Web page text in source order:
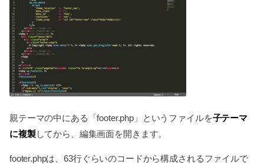
親テーマの中にある「footer.php」というファイルを子テーマ
に複製してから、編集画面を開きます。
footer.phpは、63行ぐらいのコードから構成されるファイルで